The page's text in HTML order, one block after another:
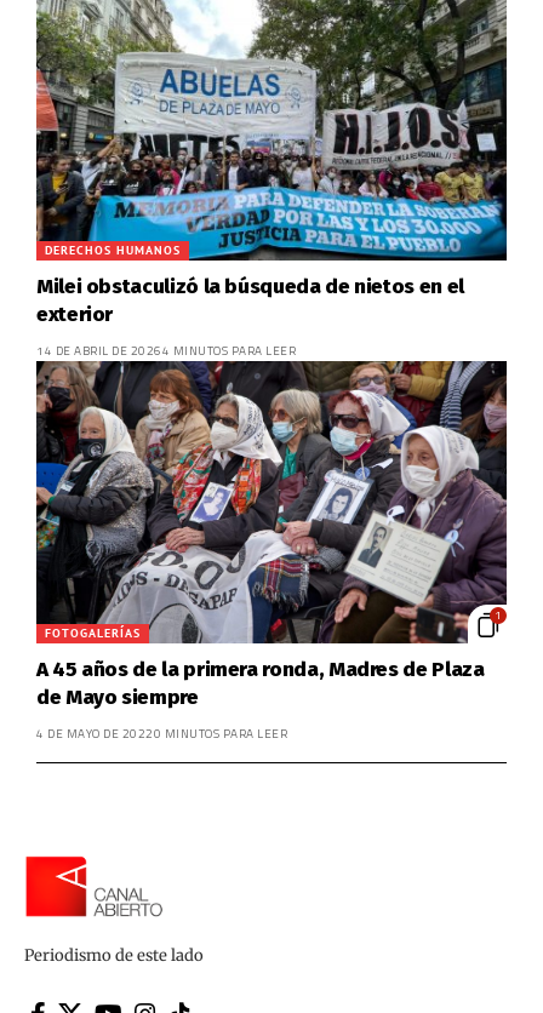
DERECHOS HUMANOS
Milei obstaculizó la búsqueda de nietos en el
exterior
14 DE ABRIL DE 20264 MINUTOS PARA LEER
1
FOTOGALERÍAS
A 45 años de la primera ronda, Madres de Plaza
de Mayo siempre
4 DE MAYO DE 20220 MINUTOS PARA LEER
Periodismo de este lado